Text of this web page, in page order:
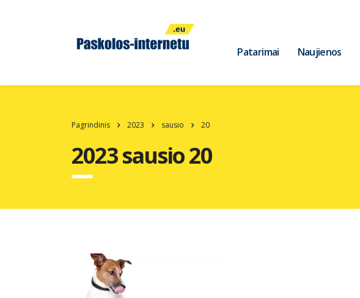
Patarimai Naujienos
Pagrindinis 2023 sausio 20
2023 sausio 20